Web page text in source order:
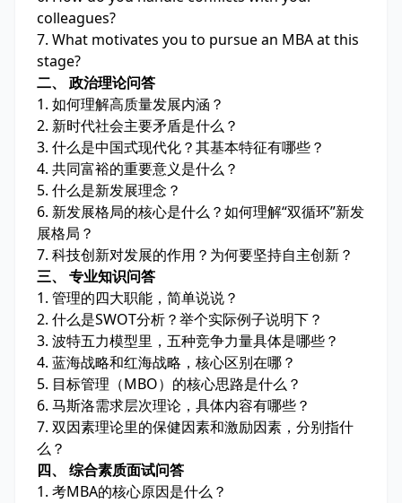
colleagues?
7. What motivates you to pursue an MBA at this
stage?
二、 政治理论问答
1. 如何理解高质量发展内涵？
2. 新时代社会主要矛盾是什么？
3. 什么是中国式现代化？其基本特征有哪些？
4. 共同富裕的重要意义是什么？
5. 什么是新发展理念？
6. 新发展格局的核心是什么？如何理解“双循环”新发
展格局？
7. 科技创新对发展的作用？为何要坚持自主创新？
三、 专业知识问答
1. 管理的四大职能，简单说说？
2. 什么是SWOT分析？举个实际例子说明下？
3. 波特五力模型里，五种竞争力量具体是哪些？
4. 蓝海战略和红海战略，核心区别在哪？
5. 目标管理（MBO）的核心思路是什么？
6. 马斯洛需求层次理论，具体内容有哪些？
7. 双因素理论里的保健因素和激励因素，分别指什
么？
四、 综合素质面试问答
1. 考MBA的核心原因是什么？